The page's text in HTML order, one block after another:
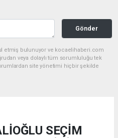
Gönder
etmiş bulunuyor ve kocaelihaberi.com
veya dolaylı tüm sorumluluğu tek
site yönetimi hiçbir şekilde
SEÇİM